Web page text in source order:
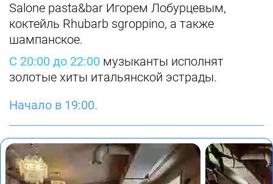
Salone pasta&bar Игорем Лобурцевым,
коктейль Rhubarb sgroppino, а также
шампанское.
С 20:00 до 22:00 музыканты исполнят
золотые хиты итальянской эстрады.
Начало в 19:00.